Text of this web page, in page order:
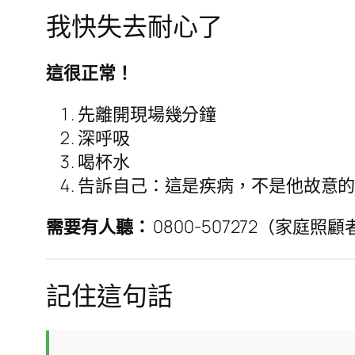
我快失去耐心了
這很正常！
先離開現場幾分鐘
深呼吸
喝杯水
告訴自己：這是疾病，不是他故意的
需要有人聽： 0800-507272（家庭照顧
記住這句話